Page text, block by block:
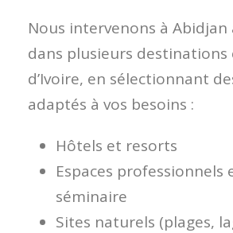
Nous intervenons à Abidjan
dans plusieurs destinations
d’Ivoire, en sélectionnant
adaptés à vos besoins :
Hôtels et resorts
Espaces professionnels
séminaire
Sites naturels (plages,